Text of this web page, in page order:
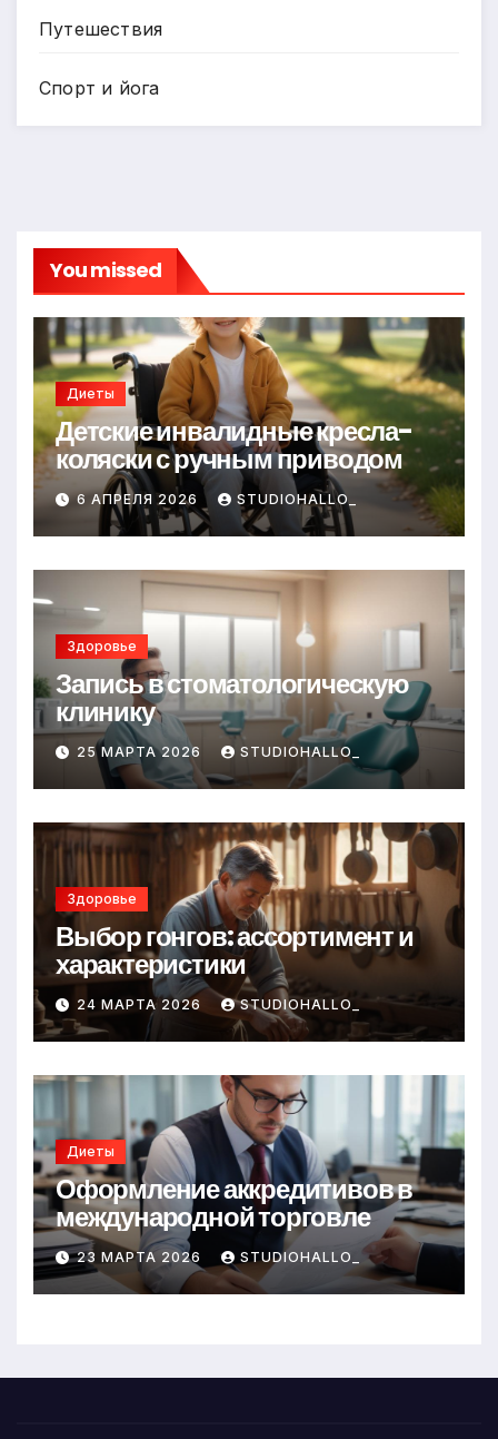
Путешествия
Спорт и йога
You missed
Диеты
Детские инвалидные кресла-
коляски с ручным приводом
6 АПРЕЛЯ 2026 STUDIOHALLO_
Здоровье
Запись в стоматологическую
клинику
25 МАРТА 2026 STUDIOHALLO_
Здоровье
Выбор гонгов: ассортимент и
характеристики
24 МАРТА 2026 STUDIOHALLO_
Диеты
Оформление аккредитивов в
международной торговле
23 МАРТА 2026 STUDIOHALLO_